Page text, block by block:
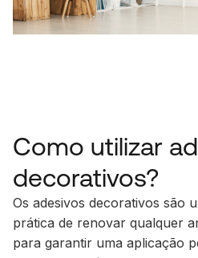
Como utilizar
decorativos?
Os adesivos decorativos são
prática de renovar qualquer
para garantir uma aplicação